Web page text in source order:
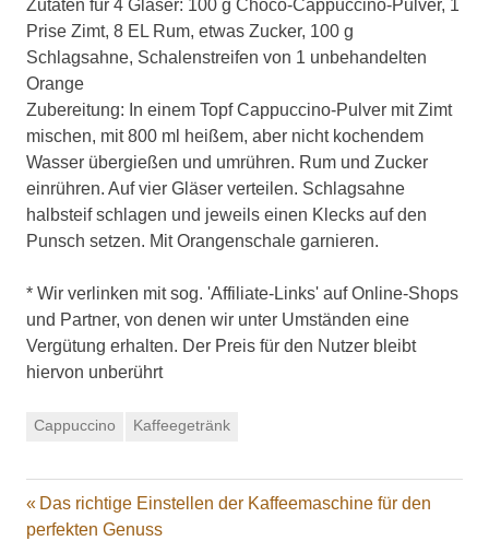
Zutaten für 4 Gläser: 100 g Choco-Cappuccino-Pulver, 1
Prise Zimt, 8 EL Rum, etwas Zucker, 100 g
Schlagsahne, Schalenstreifen von 1 unbehandelten
Orange
Zubereitung: In einem Topf Cappuccino-Pulver mit Zimt
mischen, mit 800 ml heißem, aber nicht kochendem
Wasser übergießen und umrühren. Rum und Zucker
einrühren. Auf vier Gläser verteilen. Schlagsahne
halbsteif schlagen und jeweils einen Klecks auf den
Punsch setzen. Mit Orangenschale garnieren.
* Wir verlinken mit sog. 'Affiliate-Links' auf Online-Shops
und Partner, von denen wir unter Umständen eine
Vergütung erhalten. Der Preis für den Nutzer bleibt
hiervon unberührt
Cappuccino Kaffeegetränk
Beitragsnavigation
Vorheriger
Beitrag:
Das richtige Einstellen der Kaffeemaschine für den
perfekten Genuss